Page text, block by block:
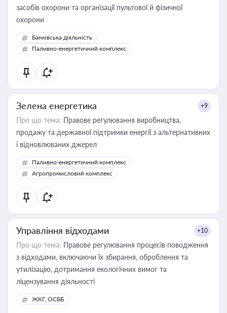
засобів охорони та організації пультової й фізичної
охорони
Банківська діяльність
Паливно-енергетичний комплекс
Зелена енергетика +9
Про що тема: Правове регулювання виробництва,
продажу та державної підтримки енергії з альтернативних
і відновлюваних джерел
Паливно-енергетичний комплекс
Агропромисловий комплекс
Управління відходами +10
Про що тема: Правове регулювання процесів поводження
з відходами, включаючи їх збирання, оброблення та
утилізацію, дотримання екологічних вимог та
ліцензування діяльності
ЖКГ, ОСББ